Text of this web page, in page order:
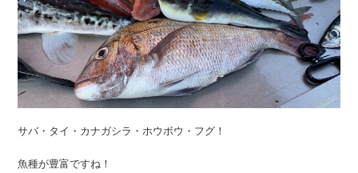
サバ・タイ・カナガシラ・ホウボウ・フグ！
魚種が豊富ですね！